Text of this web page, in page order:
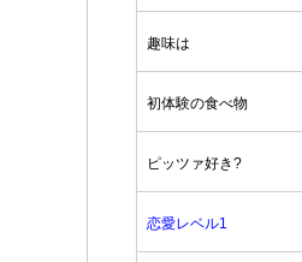
趣味は
初体験の食べ物
ピッツァ好き?
恋愛レベル1